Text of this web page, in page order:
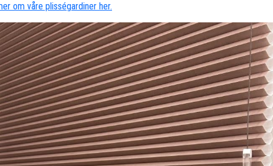
om våre plisségardiner her.